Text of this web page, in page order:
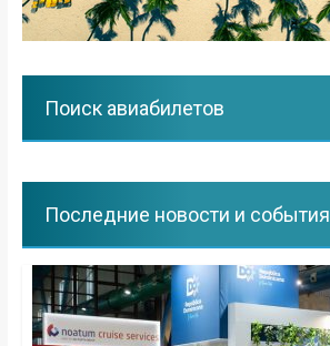
Поиск авиабилетов
Последние новости и события